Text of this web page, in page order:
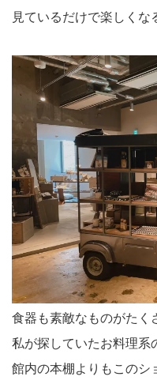
見ているだけで楽しくな
食器も素敵なものがたく
私が探していたお料理系
館内の本棚よりもこのシ